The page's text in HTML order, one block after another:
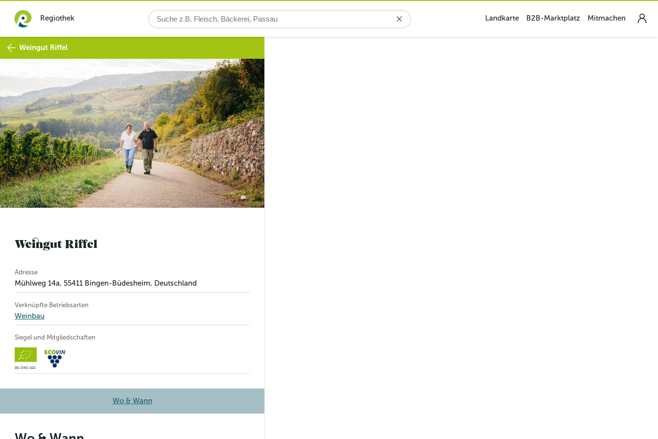
Regiothek Landkarte B2B-Marktplatz Mitmachen
Weingut Riffel
Weingut Riffel
Betriebsinformation
Adresse
Mühlweg 14a, 55411 Bingen-Büdesheim, Deutschland
Verknüpfte Betriebsarten
Weinbau
Siegel und Mitgliedschaften
DE-ÖKO-022
Wo & Wann